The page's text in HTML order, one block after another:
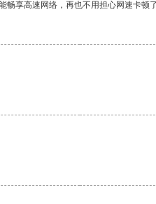
享高速网络，再也不用担心网速卡